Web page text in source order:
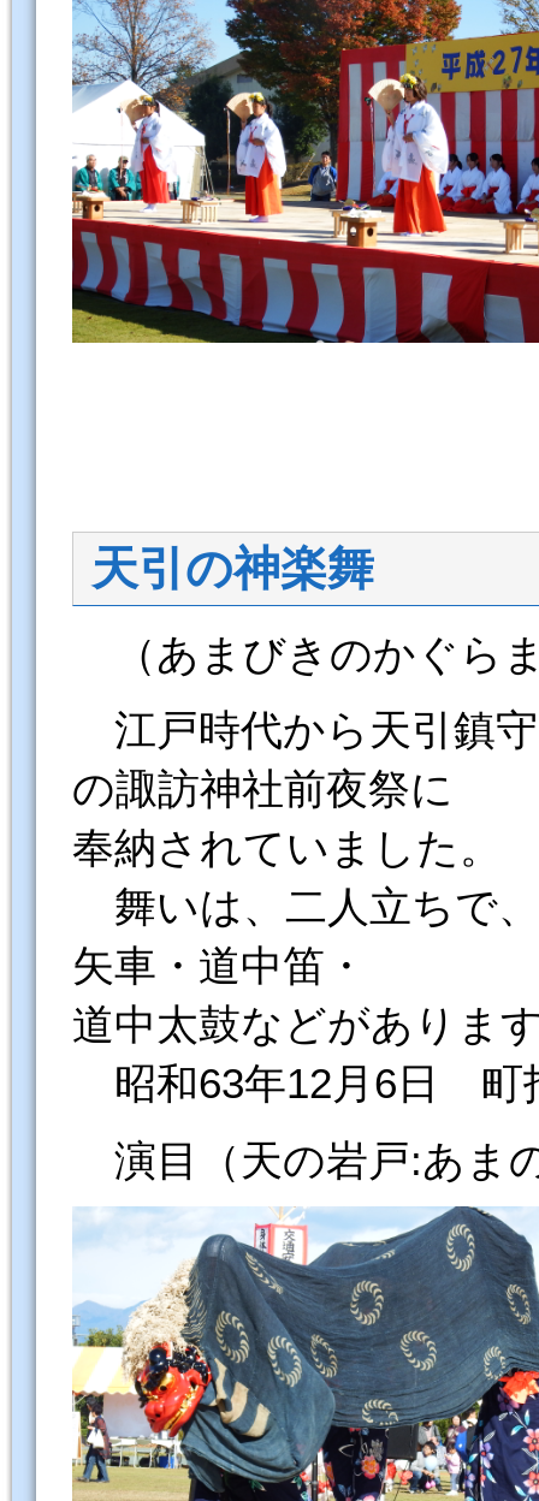
天引の神楽舞
（あまびきのかぐら
江戸時代から天引鎮
の諏訪神社前夜祭に
奉納されていました。
舞いは、二人立ちで
矢車・道中笛・
道中太鼓などがありま
昭和63年12月6日 町
演目（天の岩戸:あま